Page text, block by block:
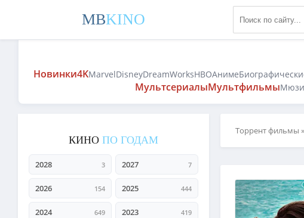
MBKINO
Новинки4KMarvelDisneyDreamWorksHBOАниме
МультсериалыМультфильмы
КИНО ПО ГОДАМ
2028 3 2027 7
2026 154 2025 444
2024 649 2023 419
Торрент фильмы »